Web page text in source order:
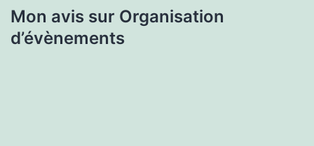
Mon avis sur Organisation
d’évènements